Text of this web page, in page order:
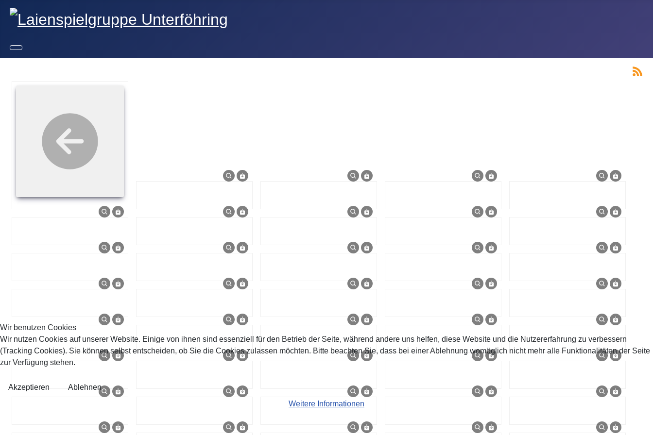
Wir benutzen Cookies
Wir nutzen Cookies auf unserer Website. Einige von ihnen sind essenziell für den Betrieb der Seite, während andere uns helfen, diese Website und die Nutzererfahrung zu verbessern
(Tracking Cookies). Sie können selbst entscheiden, ob Sie die Cookies zulassen möchten. Bitte beachten Sie, dass bei einer Ablehnung womöglich nicht mehr alle Funktionalitäten der Seite
zur Verfügung stehen.
Akzeptieren Ablehnen
Weitere Informationen